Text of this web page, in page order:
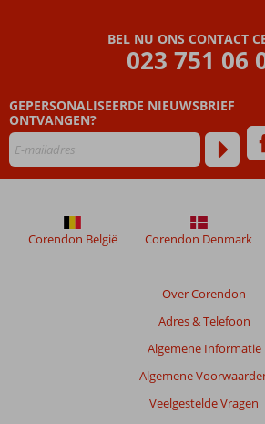
BEL NU ONS CONTACT
023 751 06
GEPERSONALISEERDE NIEUWSBRIEF
ONTVANGEN?
Over Corendon
Adres & Telefoon
Algemene Informatie
Algemene
Veelgestelde Vragen
Corendon België Corendon Denmark